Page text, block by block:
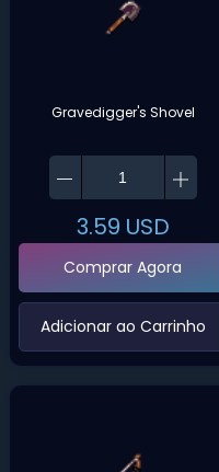
Gravedigger's Shovel
3.59 USD
Comprar Agora
‌Adicionar ao Carrinho‌